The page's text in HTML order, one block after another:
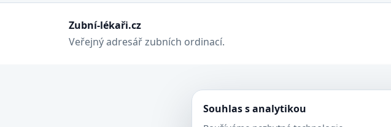
Zubní-lékaři.cz
Veřejný adresář zubních ordinací.
Souhlas s analytikou